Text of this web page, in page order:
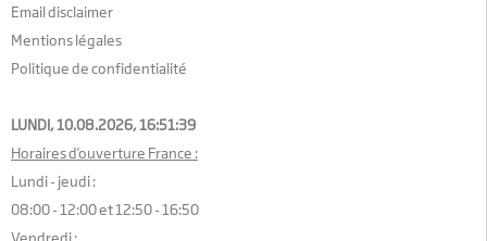
Email disclaimer
Mentions légales
Politique de confidentialité
LUNDI, 10.08.2026,16:51:40
Horaires d'ouverture France :
Lundi - jeudi :
08:00 - 12:00 et 12:50 - 16:50